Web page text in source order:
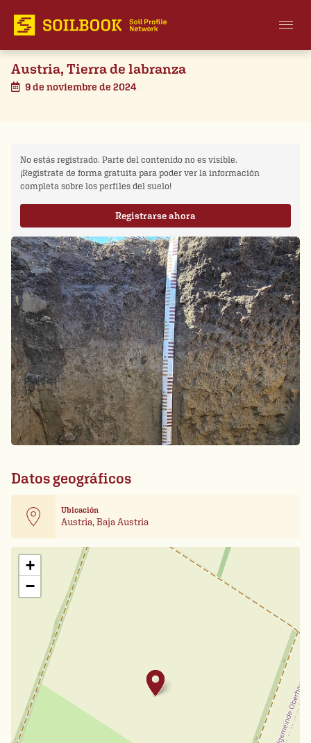
Austria, Tierra de labranza
9 de noviembre de 2024
No estás registrado. Parte del contenido no es visible.
¡Regístrate de forma gratuita para poder ver la información
completa sobre los perfiles del suelo!
Registrarse ahora
Datos geográficos
Ubicación
Austria, Baja Austria
+
−